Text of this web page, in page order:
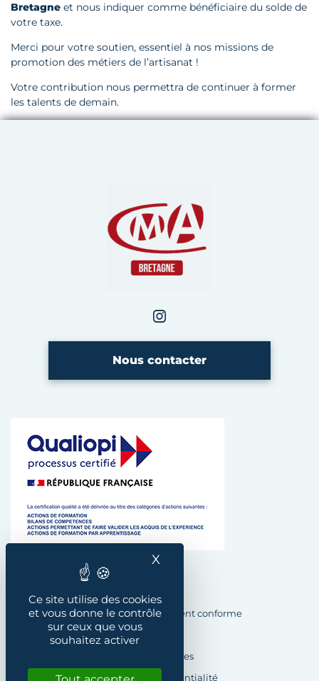
Ce site utilise des cookies
et vous donne le contrôle
sur ceux que vous
souhaitez activer
X
Bretagne et nous indiquer comme bénéficiaire du solde de
votre taxe.
Merci pour votre soutien, essentiel à nos missions de
promotion des métiers de l’artisanat !
Votre contribution nous permettra de continuer à former
les talents de demain.
Chambre de Métiers et
Instagram
CMA Bretagne
Nous contacter
Accessibilité : Partiellement conforme
Mentions légales
Politique de confidentialité